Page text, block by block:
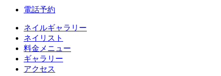
電話予約
ネイルギャラリー
ネイリスト
料金メニュー
ギャラリー
アクセス